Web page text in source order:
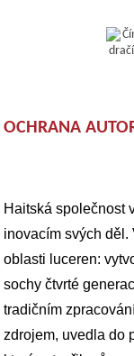
OCHRANA
Haitská společnost
inovacím svých
oblasti luceren:
sochy čtvrté
tradičním
zdrojem, uvedla do